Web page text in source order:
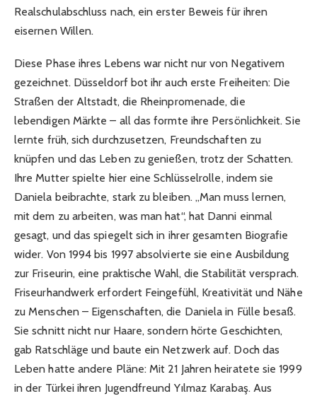
Realschulabschluss nach, ein erster Beweis für ihren
eisernen Willen.
Diese Phase ihres Lebens war nicht nur von Negativem
gezeichnet. Düsseldorf bot ihr auch erste Freiheiten: Die
Straßen der Altstadt, die Rheinpromenade, die
lebendigen Märkte – all das formte ihre Persönlichkeit. Sie
lernte früh, sich durchzusetzen, Freundschaften zu
knüpfen und das Leben zu genießen, trotz der Schatten.
Ihre Mutter spielte hier eine Schlüsselrolle, indem sie
Daniela beibrachte, stark zu bleiben. „Man muss lernen,
mit dem zu arbeiten, was man hat“, hat Danni einmal
gesagt, und das spiegelt sich in ihrer gesamten Biografie
wider. Von 1994 bis 1997 absolvierte sie eine Ausbildung
zur Friseurin, eine praktische Wahl, die Stabilität versprach.
Friseurhandwerk erfordert Feingefühl, Kreativität und Nähe
zu Menschen – Eigenschaften, die Daniela in Fülle besaß.
Sie schnitt nicht nur Haare, sondern hörte Geschichten,
gab Ratschläge und baute ein Netzwerk auf. Doch das
Leben hatte andere Pläne: Mit 21 Jahren heiratete sie 1999
in der Türkei ihren Jugendfreund Yılmaz Karabaş. Aus